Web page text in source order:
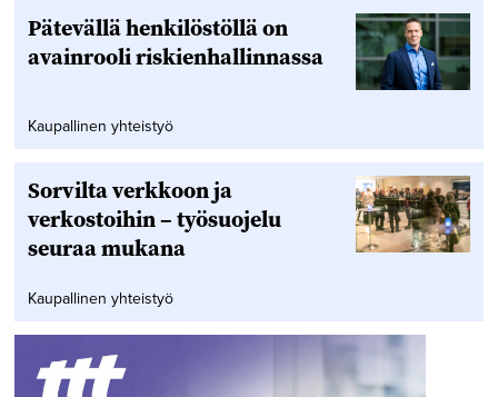
Pätevällä henkilöstöllä on
avainrooli riskienhallinnassa
Kaupallinen yhteistyö
Sorvilta verkkoon ja
verkostoihin – työsuojelu
seuraa mukana
Kaupallinen yhteistyö